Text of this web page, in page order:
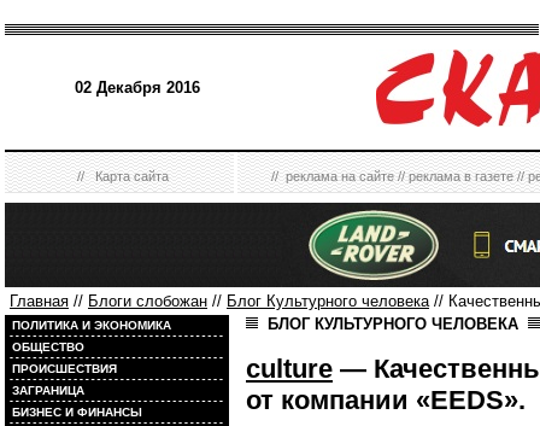
02 Декабря 2016
//Карта сайта //реклама на сайте//реклама в газете//
Главная // Блоги слобожан // Блог Культурного человека//
ПОЛИТИКА И ЭКОНОМИКА
ОБЩЕСТВО
ПРОИСШЕСТВИЯ
ЗАГРАНИЦА
БИЗНЕС И ФИНАНСЫ
БЛОГ КУЛЬТУРНОГО ЧЕЛОВЕКА
culture —
от компании «EEDS».